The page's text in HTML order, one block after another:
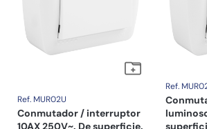
Ref. MUR02U
Conmutador / interruptor
10AX 250V~. De superficie.
Ref.